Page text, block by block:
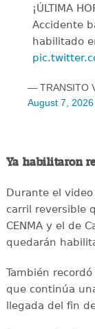
¡ÚLTIMA
Accidente
habilitado
— TRANSITO
August 7, 2026
Ya habilitaron
Durante el
carril reversible
CENMA y el de
quedarán
También
que continúa
llegada del fin